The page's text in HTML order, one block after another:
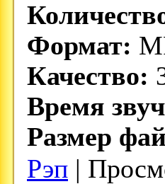
Формат:
Качество:
Время
Размер
Рэп |